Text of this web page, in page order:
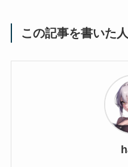
この記事を書いた人